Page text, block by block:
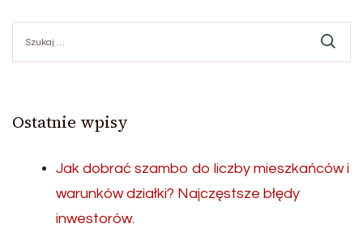
Ostatnie wpisy
Jak dobrać szambo do liczby mieszkańców i
warunków działki? Najczęstsze błędy
inwestorów.